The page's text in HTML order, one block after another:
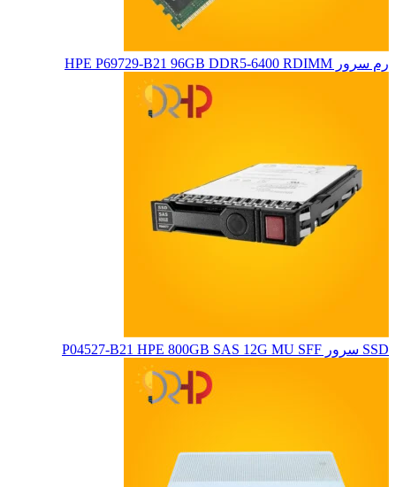
رم سرور HPE P69729-B21 96GB DDR5-6400 RDIMM
SSD سرور P04527-B21 HPE 800GB SAS 12G MU SFF